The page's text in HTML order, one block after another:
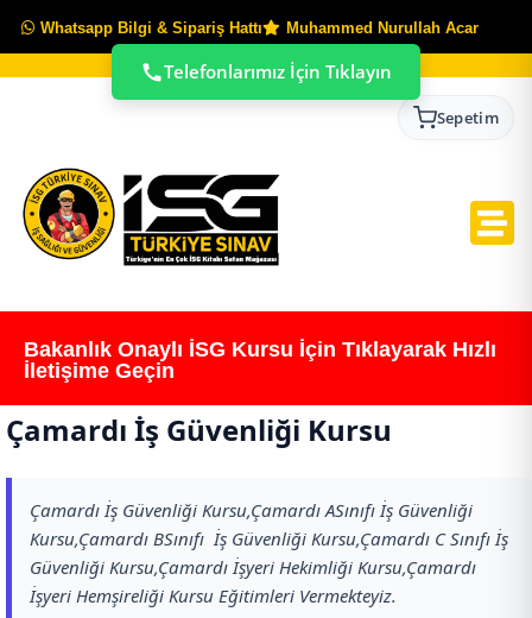
Whatsapp Bilgi & Sipariş Hattı Muhammed Nurullah Acar
Sepetim
Bakanlık Onaylı İSG Kursu İçin Tıklayarak Hızlı
İletişime Geçin
Çamardı İş Güvenliği Kursu
Çamardı İş Güvenliği Kursu,Çamardı ASınıfı İş Güvenliği
Kursu,Çamardı BSınıfı İş Güvenliği Kursu,Çamardı C Sınıfı İş
Güvenliği Kursu,Çamardı İşyeri Hekimliği Kursu,Çamardı
İşyeri Hemşireliği Kursu Eğitimleri Vermekteyiz.
Telefonlarımız İçin Tıklayın